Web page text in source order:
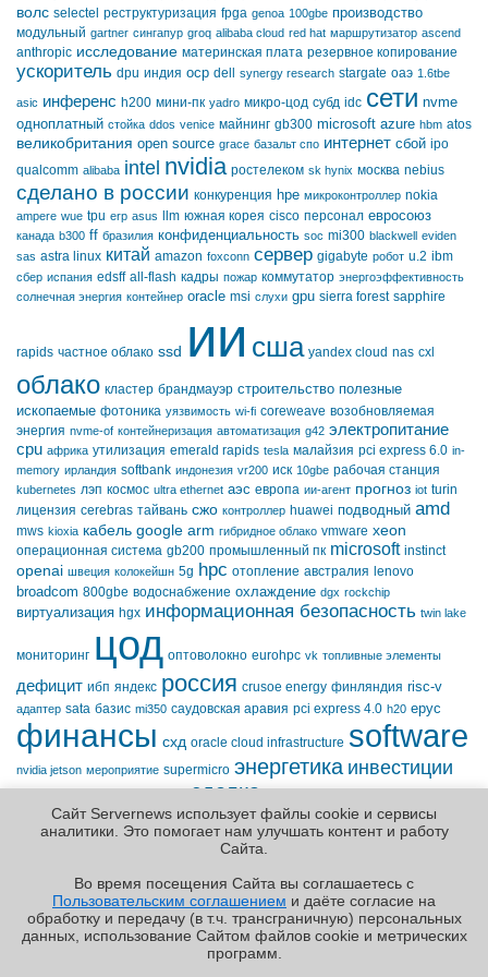
✖
волс selectel реструктуризация fpga genoa 100gbe производство
модульный gartner сингапур groq alibaba cloud red hat маршрутизатор ascend
anthropic исследование материнская плата резервное копирование
ускоритель dpu индия ocp dell synergy research stargate оаэ 1.6tbe
asic инференс h200 мини-пк yadro микро-цод субд idc сети nvme
одноплатный стойка ddos venice майнинг gb300 microsoft azure hbm atos
великобритания open source grace базальт спо интернет сбой ipo
qualcomm alibaba intel nvidia ростелеком sk hynix москва nebius
сделано в россии конкуренция hpe микроконтроллер nokia
ampere wue tpu erp asus llm южная корея cisco персонал евросоюз
канада b300 ff бразилия конфиденциальность soc mi300 blackwell eviden
sas astra linux китай amazon foxconn сервер gigabyte робот u.2 ibm
сбер испания edsff all-flash кадры пожар коммутатор энергоэффективность
солнечная энергия контейнер oracle msi слухи gpu sierra forest sapphire
rapids частное облако ssd ии сша yandex cloud nas cxl
облако кластер брандмауэр строительство полезные
ископаемые фотоника уязвимость wi-fi coreweave возобновляемая
энергия nvme-of контейнеризация автоматизация g42 электропитание
cpu африка утилизация emerald rapids tesla малайзия pci express 6.0 in-
memory ирландия softbank индонезия vr200 иск 10gbe рабочая станция
kubernetes лэп космос ultra ethernet аэс европа ии-агент прогноз iot turin
лицензия cerebras тайвань сжо контроллер huawei подводный amd
mws kioxia кабель google arm гибридное облако vmware xeon
операционная система gb200 промышленный пк microsoft instinct
openai швеция колокейшн 5g hpc отопление австралия lenovo
broadcom 800gbe водоснабжение охлаждение dgx rockchip
виртуализация hgx информационная безопасность twin lake
мониторинг цод оптоволокно eurohpc vk топливные элементы
дефицит ибп яндекс россия crusoe energy финляндия risc-v
адаптер sata базис mi350 саудовская аравия pci express 4.0 h20 epyc
финансы схд oracle cloud infrastructure software
nvidia jetson мероприятие supermicro энергетика инвестиции
сделка
импортозамещение
РЕКЛАМА • ООО «ЛАБОРАТОРИЯ ЧИСЛИТЕЛЬ»
Copyright ©2010-2026
Servernews.Пользовательское
соглашение
Сайт Servernews использует файлы cookie и сервисы
аналитики. Это помогает нам улучшать контент и работу
Cайта.
Во время посещения Cайта вы соглашаетесь с
Пользовательским соглашением и даёте согласие на
обработку и передачу (в т.ч. трансграничную) персональных
данных, использование Cайтом файлов cookie и метрических
программ.